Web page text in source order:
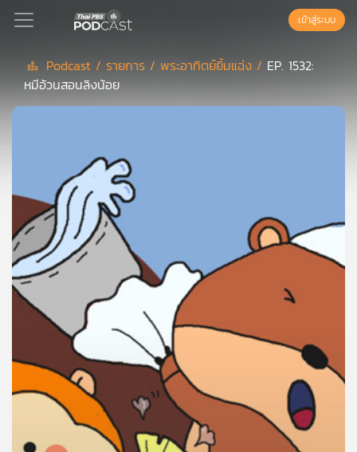
Podcast
สต์
แนะนำ
เพล
ย์
คุณ
เข้าสู่ระบบ
Podcast / รายการ /พระอาทิตย์ยิ้มแฉ่ง / EP. 1532:
หมีอ้วนสอนลิงน้อย